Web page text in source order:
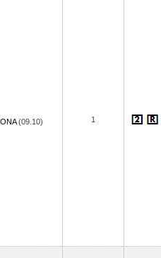
(09.10) 1